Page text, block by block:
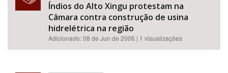
Índios do Alto Xingu protestam na
Câmara contra construção de usina
hidrelétrica na região
Adicionado: 08 de Jun de 2006 | 1 visualizações